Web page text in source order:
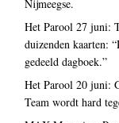
Nijmeegse.
Het Parool 27 juni:
duizenden kaarten:
gedeeld dagboek.”
Het Parool 20 juni:
Team wordt hard